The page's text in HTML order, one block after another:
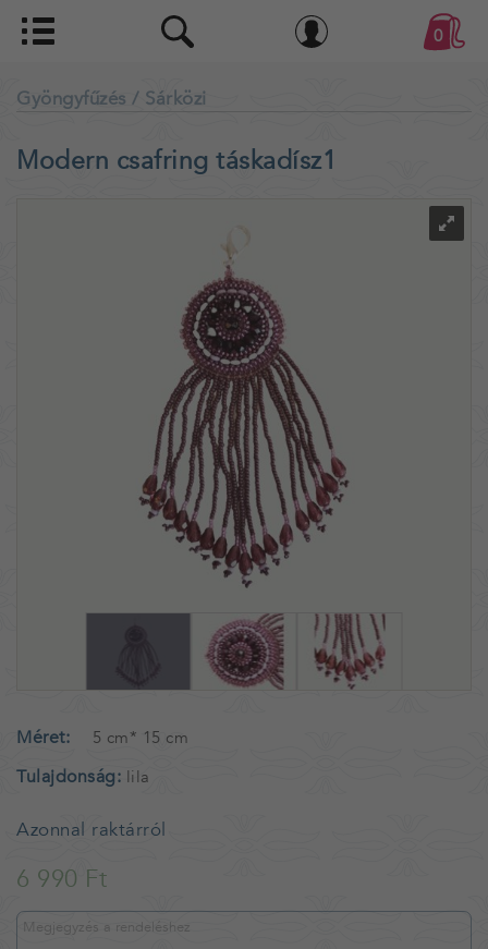
0
Gyöngyfűzés / Sárközi
Modern csafring táskadísz1
Méret 5 cm* 15 cm
Tulajdonság lila
Azonnal raktárról
6 990 Ft